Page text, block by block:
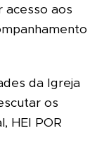
aos
da Igreja
os
HEI POR